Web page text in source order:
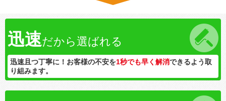
迅速だから選ばれる
迅速且つ丁寧に！お客様の不安を1秒でも早く解消できるよう取
り組みます。